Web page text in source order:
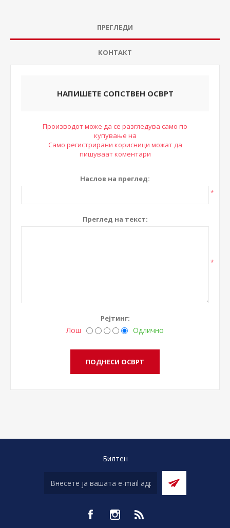
ПРЕГЛЕДИ
КОНТАКТ
НАПИШЕТЕ СОПСТВЕН ОСВРТ
Производот може да се разгледува само по
купување на
Само регистрирани корисници можат да
пишуваат коментари
Наслов на преглед:
*
Преглед на текст:
*
Рејтинг:
Лош Одлично
Билтен